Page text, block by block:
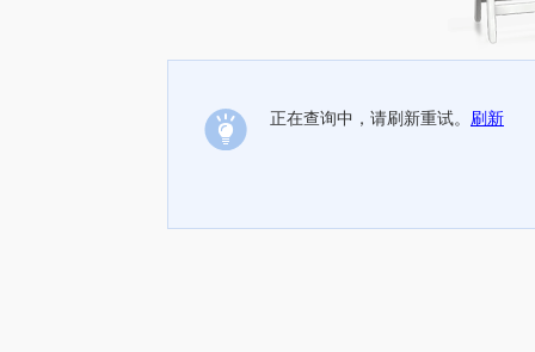
正在查询中，请刷新重试。 刷新